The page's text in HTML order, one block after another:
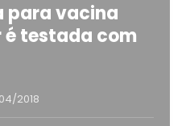
para vacina
testada com
2018